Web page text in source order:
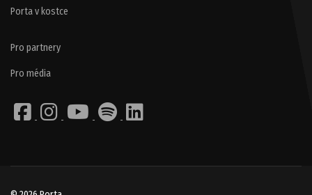
Porta v kostce
Pro partnery
Pro média